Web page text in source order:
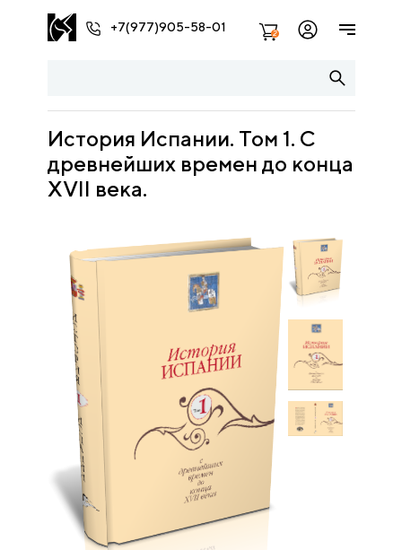
+7(977)905-58-01 2
История Испании. Том 1. С
древнейших времен до конца
XVII века.